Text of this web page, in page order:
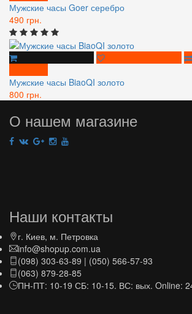
Мужские часы Goer серебро
490 грн.
Мужские часы BiaoQI золото
800 грн.
О нашем магазине
Наши контакты
г. Киев, м. Петровка
info@shopup.com.ua
(098) 303-63-89 | (050) 566-57-93
(063) 879-28-85
ПН-ПТ: 10-19 СБ: 10-15. ВС: вых. Online: